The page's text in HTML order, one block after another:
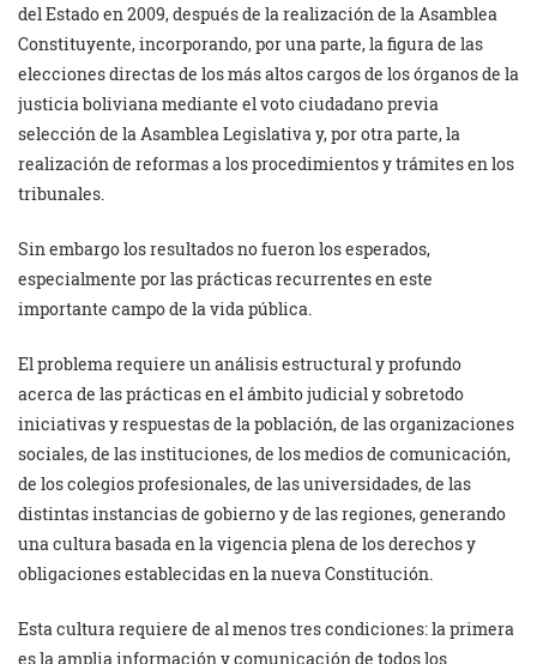
del Estado en 2009, después de la realización de la Asamblea
Constituyente, incorporando, por una parte, la figura de las
elecciones directas de los más altos cargos de los órganos de la
justicia boliviana mediante el voto ciudadano previa
selección de la Asamblea Legislativa y, por otra parte, la
realización de reformas a los procedimientos y trámites en los
tribunales.
Sin embargo los resultados no fueron los esperados,
especialmente por las prácticas recurrentes en este
importante campo de la vida pública.
El problema requiere un análisis estructural y profundo
acerca de las prácticas en el ámbito judicial y sobretodo
iniciativas y respuestas de la población, de las organizaciones
sociales, de las instituciones, de los medios de comunicación,
de los colegios profesionales, de las universidades, de las
distintas instancias de gobierno y de las regiones, generando
una cultura basada en la vigencia plena de los derechos y
obligaciones establecidas en la nueva Constitución.
Esta cultura requiere de al menos tres condiciones: la primera
es la amplia información y comunicación de todos los